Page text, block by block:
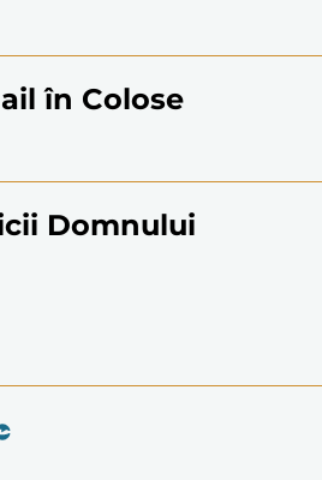
în Colose
Domnului